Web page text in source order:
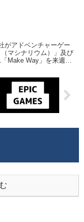
がアドベンチャーゲー
マシナリウム）」及び
Make Way」を来週